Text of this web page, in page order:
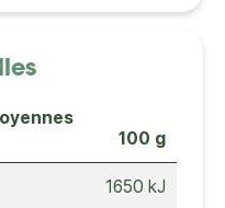
100 g
1650 kJ